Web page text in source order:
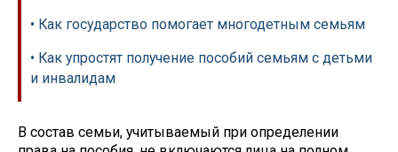
• Как государство помогает многодетным семьям
• Как упростят получение пособий семьям с детьми
и инвалидам
В состав семьи, учитываемый при определении